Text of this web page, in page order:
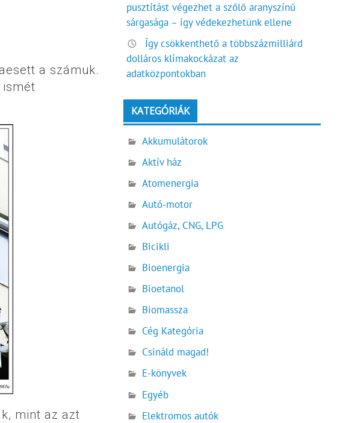
a számuk.
ismét
mint az azt
pusztítást végezhet a szőlő aranyszínű
sárgasága – így védekezhetünk ellene
Így csökkenthető a többszázmilliárd
dolláros klímakockázat az
adatközpontokban
KATEGÓRIÁK
Akkumulátorok
Aktív ház
Atomenergia
Autó-motor
Autógáz, CNG, LPG
Bicikli
Bioenergia
Bioetanol
Biomassza
Cég Kategória
Csináld magad!
E-könyvek
Egyéb
Elektromos autók